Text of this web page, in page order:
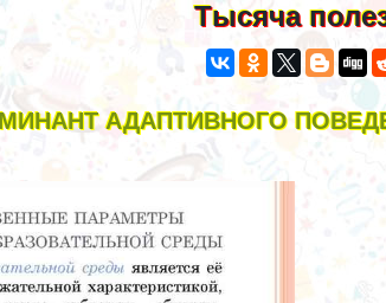
Тысяча
АДАПТИВНОГО